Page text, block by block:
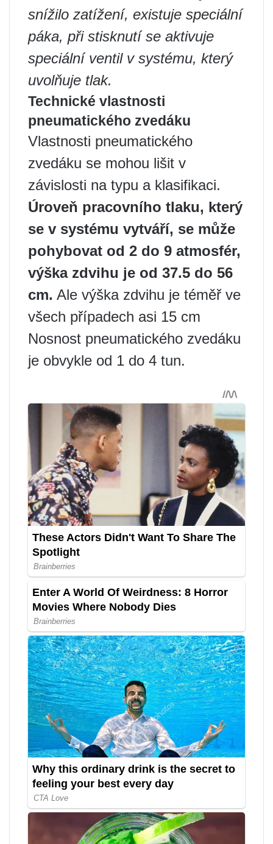
snížilo zatížení, existuje speciální
páka, při stisknutí se aktivuje
speciální ventil v systému, který
uvolňuje tlak.
Technické vlastnosti
pneumatického zvedáku
Vlastnosti pneumatického
zvedáku se mohou lišit v
závislosti na typu a klasifikaci.
Úroveň pracovního tlaku, který
se v systému vytváří, se může
pohybovat od 2 do 9 atmosfér,
výška zdvihu je od 37.5 do 56
cm. Ale výška zdvihu je téměř ve
všech případech asi 15 cm
Nosnost pneumatického zvedáku
je obvykle od 1 do 4 tun.